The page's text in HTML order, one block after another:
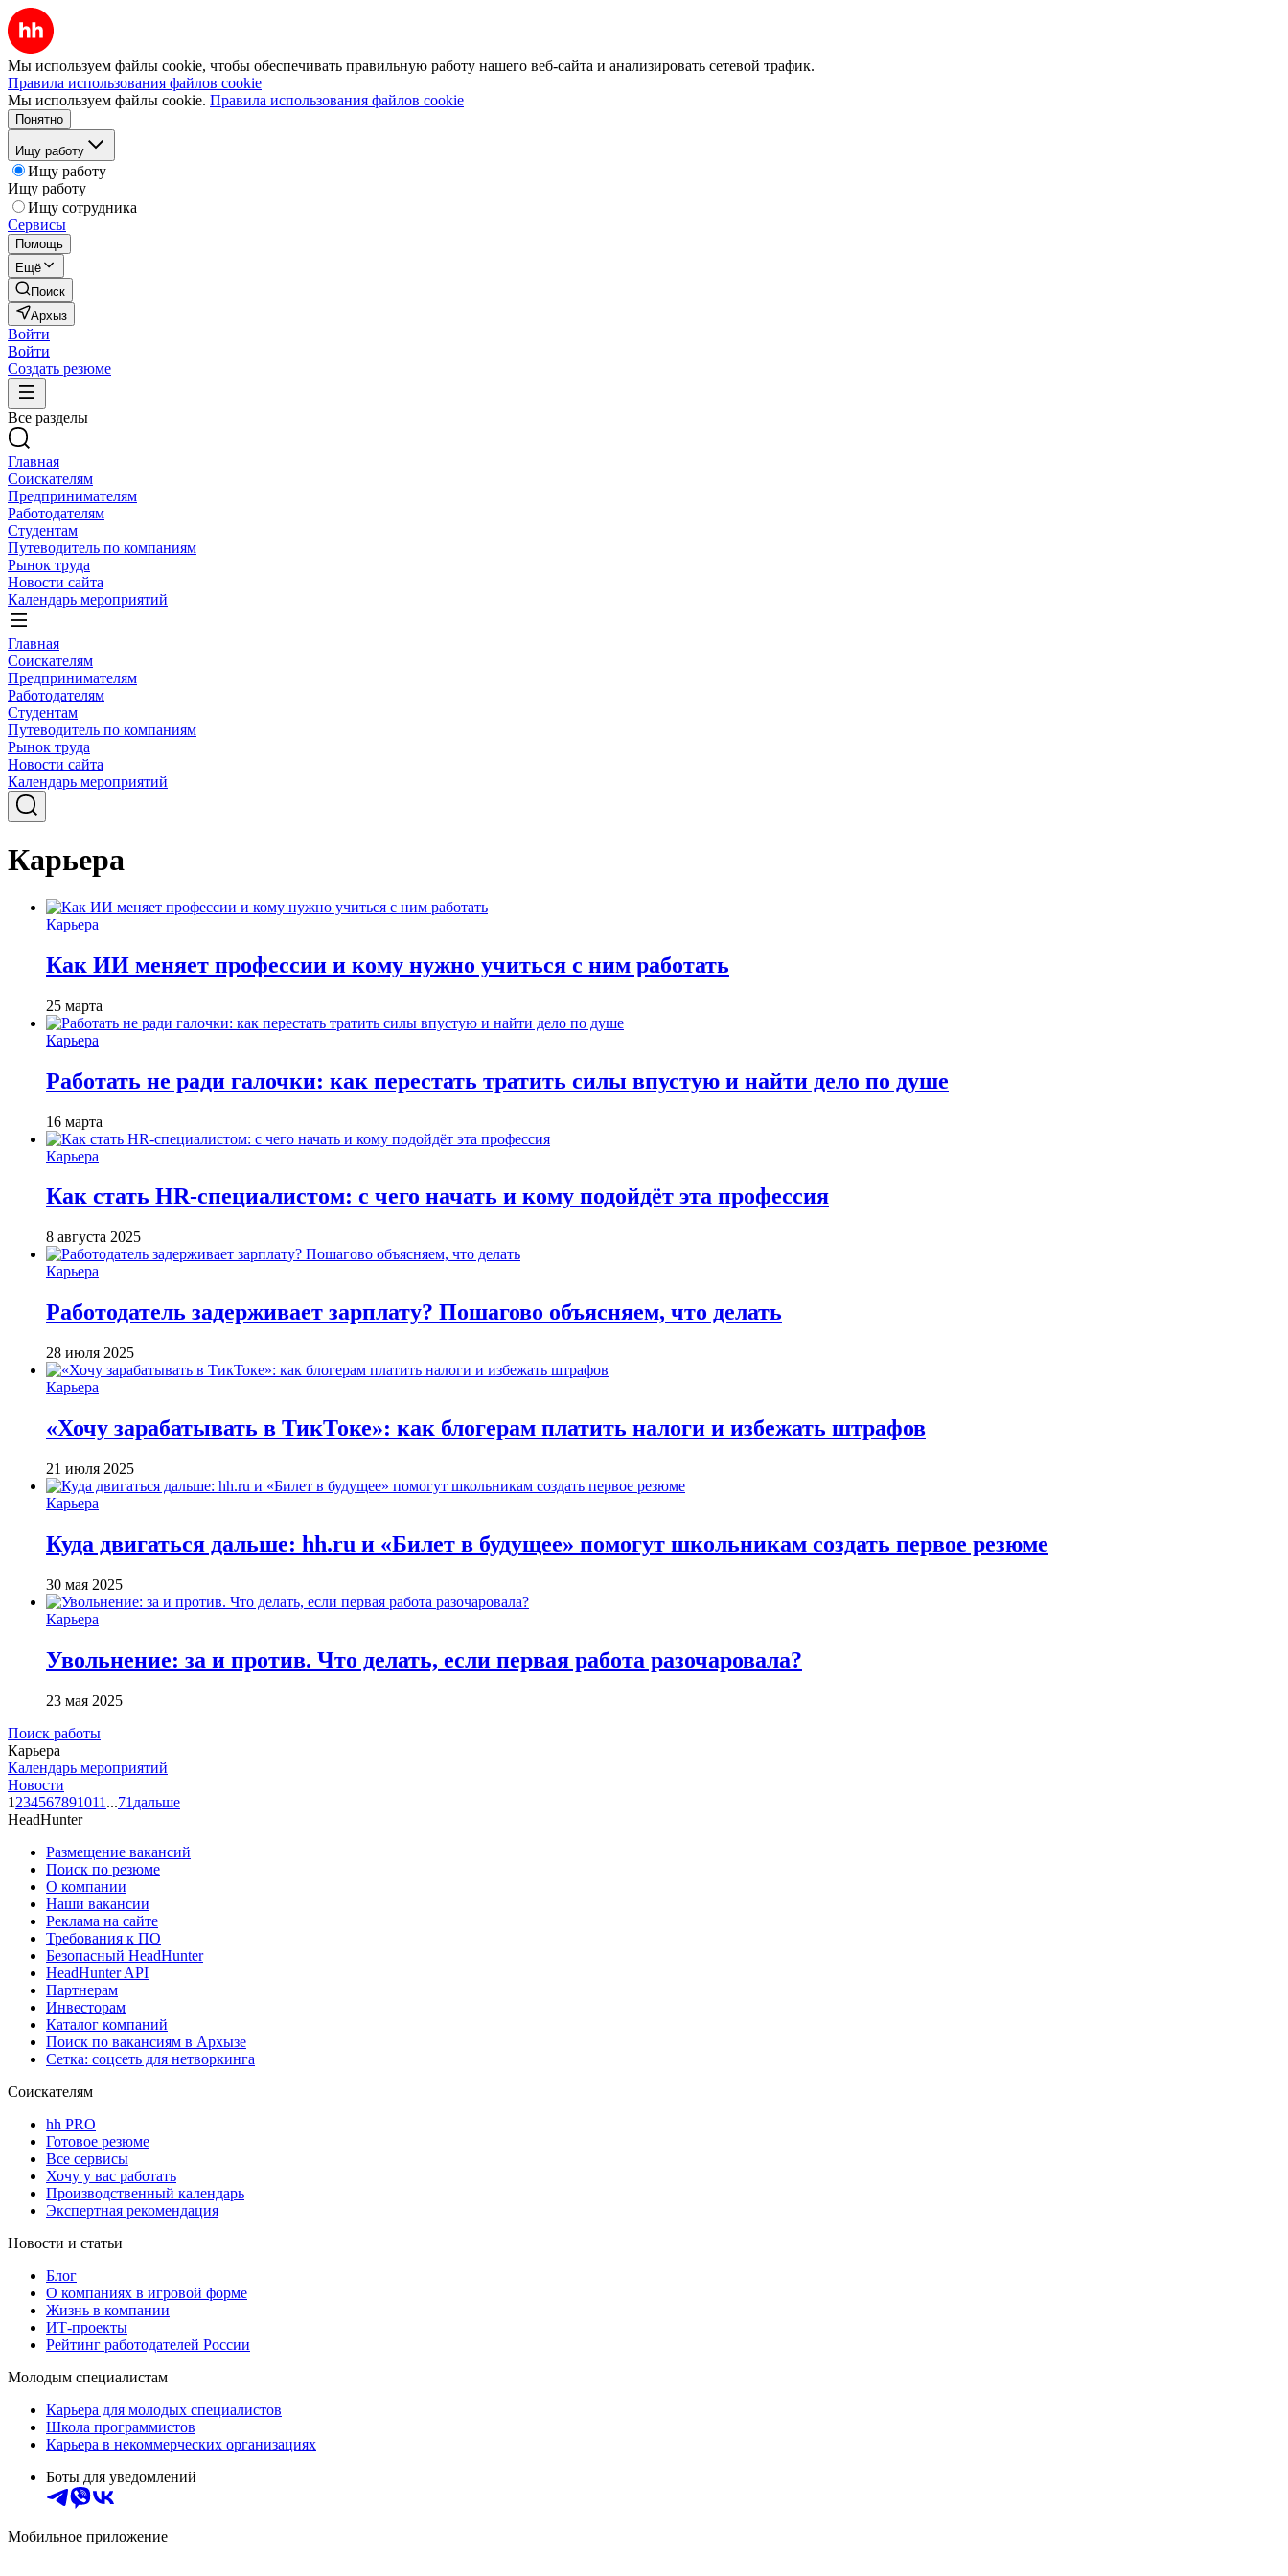
Мы используем файлы cookie, чтобы обеспечивать правильную работу нашего веб-сайта и анализировать сетевой трафик.
Правила использования файлов cookie
Мы используем файлы cookie. Правила использования файлов cookie
Понятно
Ищу работу
Ищу работу
Ищу работу
Ищу сотрудника
Сервисы
Помощь
Ещё
Поиск
Архыз
Войти
Войти
Создать резюме
Все разделы
Главная
Соискателям
Предпринимателям
Работодателям
Студентам
Путеводитель по компаниям
Рынок труда
Новости сайта
Календарь мероприятий
Главная
Соискателям
Предпринимателям
Работодателям
Студентам
Путеводитель по компаниям
Рынок труда
Новости сайта
Календарь мероприятий
Карьера
Карьера
Как ИИ меняет профессии и кому нужно учиться с ним работать
25 марта
Карьера
Работать не ради галочки: как перестать тратить силы впустую и найти дело по душе
16 марта
Карьера
Как стать HR-специалистом: с чего начать и кому подойдёт эта профессия
8 августа 2025
Карьера
Работодатель задерживает зарплату? Пошагово объясняем, что делать
28 июля 2025
Карьера
«Хочу зарабатывать в ТикТоке»: как блогерам платить налоги и избежать штрафов
21 июля 2025
Карьера
Куда двигаться дальше: hh.ru и «Билет в будущее» помогут школьникам создать первое резюме
30 мая 2025
Карьера
Увольнение: за и против. Что делать, если первая работа разочаровала?
23 мая 2025
Поиск работы
Карьера
Календарь мероприятий
Новости
1 234567891011 ...71 дальше
HeadHunter
Размещение вакансий
Поиск по резюме
О компании
Наши вакансии
Реклама на сайте
Требования к ПО
Безопасный HeadHunter
HeadHunter API
Партнерам
Инвесторам
Каталог компаний
Поиск по вакансиям в Архызе
Сетка: соцсеть для нетворкинга
Соискателям
hh PRO
Готовое резюме
Все сервисы
Хочу у вас работать
Производственный календарь
Экспертная рекомендация
Новости и статьи
Блог
О компаниях в игровой форме
Жизнь в компании
ИТ-проекты
Рейтинг работодателей России
Молодым специалистам
Карьера для молодых специалистов
Школа программистов
Карьера в некоммерческих организациях
Боты для уведомлений
Мобильное приложение